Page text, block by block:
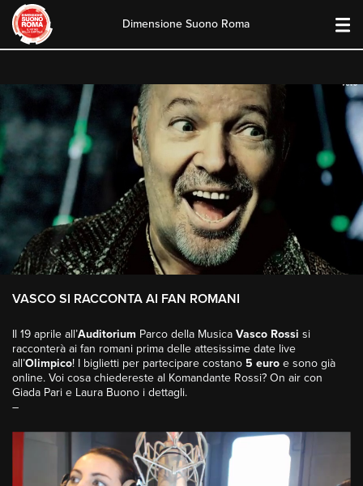
Dimensione Suono Roma
VASCO SI RACCONTA AI FAN ROMANI
Il 19 aprile all’Auditorium Parco della Musica Vasco Rossi si
racconterà ai fan romani prima delle attesissime date live
all’Olimpico! I biglietti per partecipare costano 5 euro e sono già
online. Voi cosa chiedereste al Komandante Rossi? On air con
Giada Pari e Laura Buono i dettagli.
–